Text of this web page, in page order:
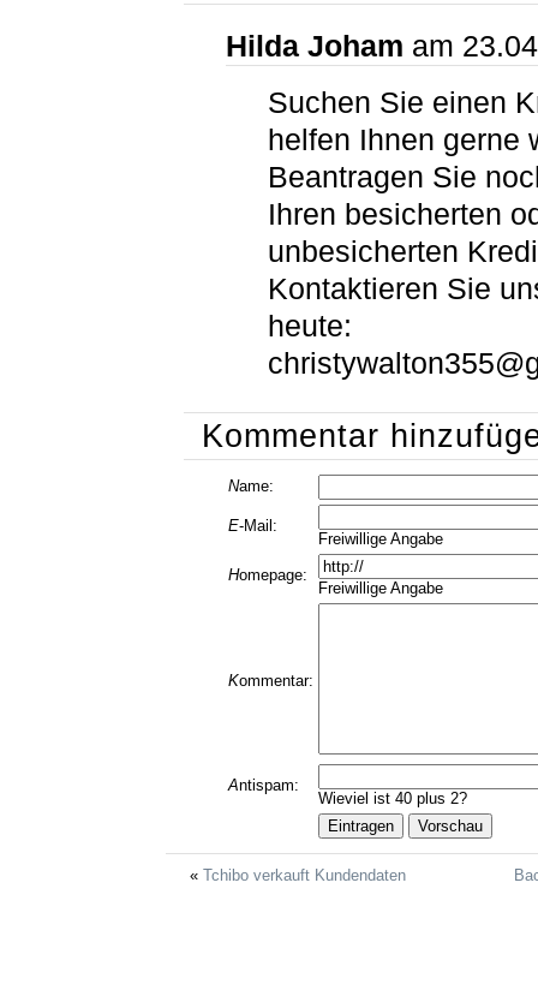
Hilda Joham am
Suchen Sie einen
helfen Ihnen gerne
Beantragen Sie
Ihren besicherten
unbesicherten
Kontaktieren Sie
heute:
Kommentar
Name:
E-Mail:
Freiwillige Angabe
Homepage:
Freiwillige Angabe
Kommentar:
Antispam:
Wieviel ist 40 plus 2?
Tchibo verkauft Kundendaten